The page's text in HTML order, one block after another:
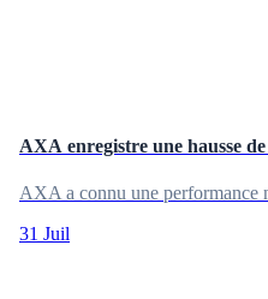
AXA enregistre une hausse
AXA a connu une performance
31 Juil